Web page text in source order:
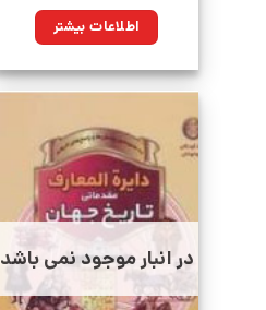
اطلاعات بیشتر
در انبار موجود نمی باشد